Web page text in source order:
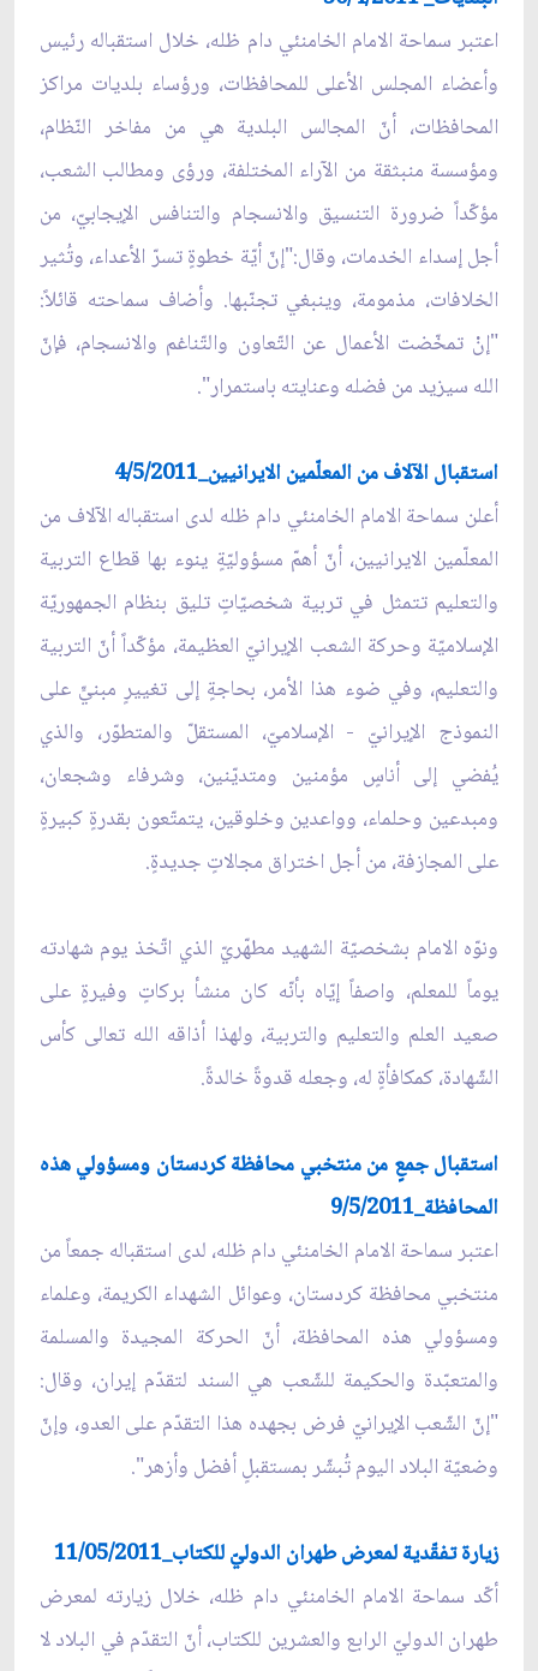
اعتبر سماحة الامام الخامنئي دام ظله، خلال استقباله رئيس
وأعضاء المجلس الأعلى للمحافظات، ورؤساء بلديات مراكز
المحافظات، أنّ المجالس البلدية هي من مفاخر النّظام،
ومؤسسة منبثقة من الآراء المختلفة، ورؤى ومطالب الشعب،
مؤكّداً ضرورة التنسيق والانسجام والتنافس الإيجابيّ، من
أجل إسداء الخدمات، وقال:"إنّ أيّة خطوةٍ تسرّ الأعداء، وتُثير
الخلافات، مذمومة، وينبغي تجنّبها. وأضاف سماحته قائلاً:
"إنْ تمخّضت الأعمال عن التّعاون والتّناغم والانسجام، فإنّ
الله سيزيد من فضله وعنايته باستمرار".
استقبال الآلاف من المعلّمين الايرانيين_4/5/2011
أعلن سماحة الامام الخامنئي دام ظله لدى استقباله الآلاف من
المعلّمين الايرانيين، أنّ أهمّ مسؤوليّةٍ ينوء بها قطاع التربية
والتعليم تتمثل في تربية شخصيّاتٍ تليق بنظام الجمهوريّة
الإسلاميّة وحركة الشعب الإيرانيّ العظيمة، مؤكّداً أنّ التربية
والتعليم، وفي ضوء هذا الأمر، بحاجةٍ إلى تغييرٍ مبنيٍّ على
النموذج الإيرانيّ - الإسلاميّ، المستقلّ والمتطوّر، والذي
يُفضي إلى أناسٍ مؤمنين ومتديّنين، وشرفاء وشجعان،
ومبدعين وحلماء، وواعدين وخلوقين، يتمتّعون بقدرةٍ كبيرةٍ
على المجازفة، من أجل اختراق مجالاتٍ جديدةٍ.
ونوّه الامام بشخصيّة الشهيد مطهّريّ الذي اتّخذ يوم شهادته
يوماً للمعلم، واصفاً إيّاه بأنّه كان منشأ بركاتٍ وفيرةٍ على
صعيد العلم والتعليم والتربية، ولهذا أذاقه الله تعالى كأس
الشّهادة، كمكافأةٍ له، وجعله قدوةً خالدةً.
استقبال جمعٍ من منتخبي محافظة كردستان ومسؤولي هذه
المحافظة_9/5/2011
اعتبر سماحة الامام الخامنئي دام ظله، لدى استقباله جمعاً من
منتخبي محافظة كردستان، وعوائل الشهداء الكريمة، وعلماء
ومسؤولي هذه المحافظة، أنّ الحركة المجيدة والمسلمة
والمتعبّدة والحكيمة للشّعب هي السند لتقدّم إيران، وقال:
"إنّ الشّعب الإيرانيّ فرض بجهده هذا التقدّم على العدو، وإنّ
وضعيّة البلاد اليوم تُبشّر بمستقبلٍ أفضل وأزهر".
زيارة تفقّدية لمعرض طهران الدوليّ للكتاب_11/05/2011
أكّد سماحة الامام الخامنئي دام ظله، خلال زيارته لمعرض
طهران الدوليّ الرابع والعشرين للكتاب، أنّ التقدّم في البلاد لا